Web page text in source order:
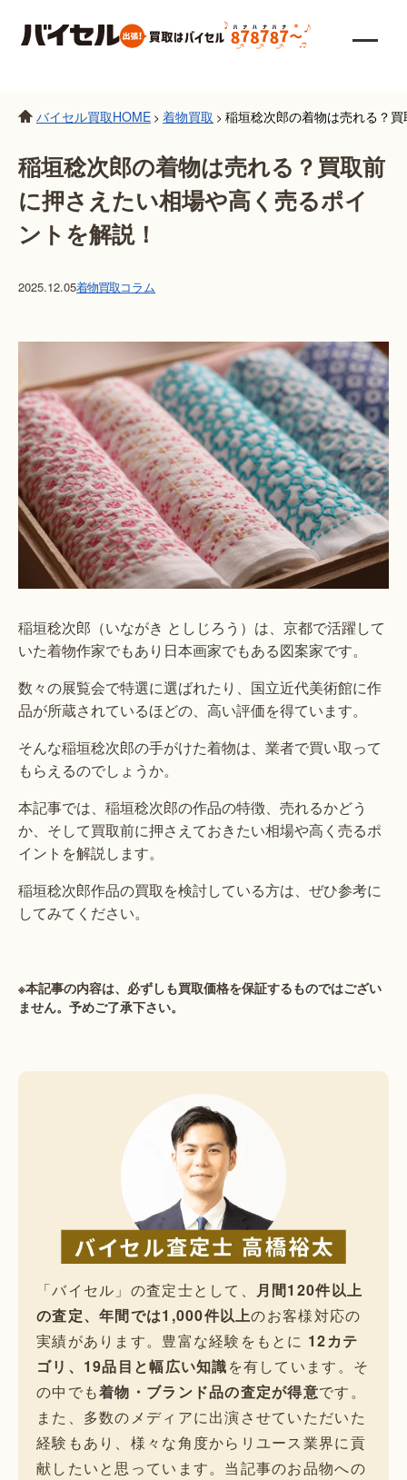
バイセル買取HOME > 着物買取 > 稲垣稔次郎の着物は売れる？
稲垣稔次郎の着物は売れる？買取前
に押さえたい相場や高く売るポイ
ントを解説！
2025.12.05着物買取コラム
稲垣稔次郎（いながき としじろう）は、京都で活躍して
いた着物作家でもあり日本画家でもある図案家です。
数々の展覧会で特選に選ばれたり、国立近代美術館に作
品が所蔵されているほどの、高い評価を得ています。
そんな稲垣稔次郎の手がけた着物は、業者で買い取って
もらえるのでしょうか。
本記事では、稲垣稔次郎の作品の特徴、売れるかどう
か、そして買取前に押さえておきたい相場や高く売るポ
イントを解説します。
稲垣稔次郎作品の買取を検討している方は、ぜひ参考に
してみてください。
※本記事の内容は、必ずしも買取価格を保証するものではござい
ません。予めご了承下さい。
「バイセル」の査定士として、 月間120件以上
の査定、年間では1,000件以上のお客様対応の
実績があります。豊富な経験をもとに 12カテ
ゴリ、19品目と幅広い知識を有しています。そ
の中でも着物・ブランド品の査定が得意です。
また、多数のメディアに出演させていただいた
経験もあり、様々な角度からリユース業界に貢
献したいと思っています。当記事のお品物への